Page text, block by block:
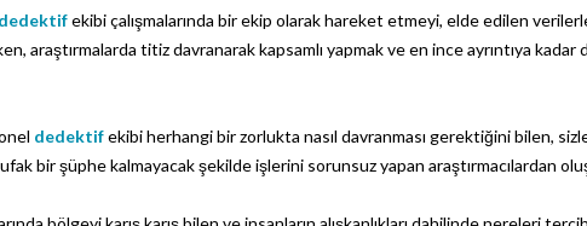
dedektifekibi çalışmalarında bir ekip olarak hareket etmeyi, elde edilen
araştırmalarda titiz davranarak kapsamlı yapmak ve en ince ayrıntıya
dedektifekibi herhangi bir zorlukta nasıl davranması gerektiğini bilen,
bir şüphe kalmayacak şekilde işlerini sorunsuz yapan araştırmacılardan